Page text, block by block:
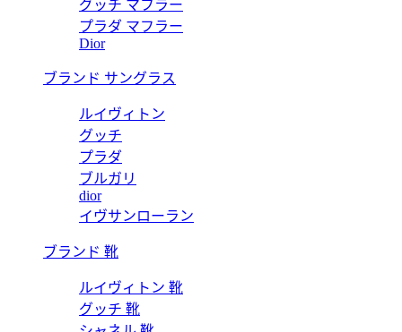
グッチ マフラー
プラダ マフラー
Dior
ブランド サングラス
ルイヴィトン
グッチ
プラダ
ブルガリ
dior
イヴサンローラン
ブランド 靴
ルイヴィトン 靴
グッチ 靴